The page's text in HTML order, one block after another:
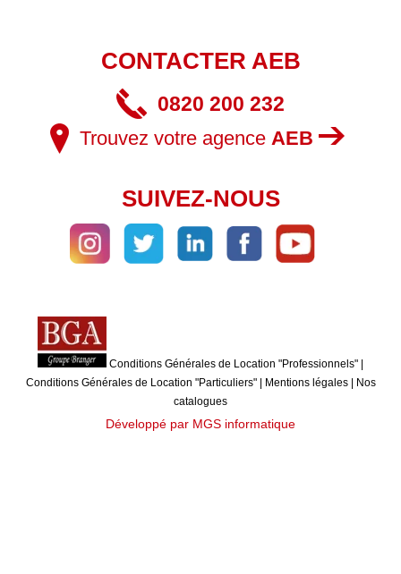
CONTACTER AEB
0820 200 232
Trouvez votre agence AEB
SUIVEZ-NOUS
Conditions Générales de Location "Professionnels"
Conditions Générales de Location "Particuliers"| Mentions légales|
Nos
catalogues
Développé par MGS informatique